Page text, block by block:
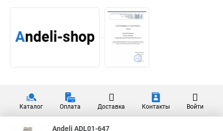
Каталог Оплата Доставка Контакты Войти
Andeli ADL01-647